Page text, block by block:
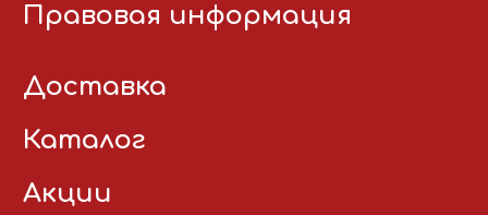
Правовая информация
Доставка
Каталог
Акции